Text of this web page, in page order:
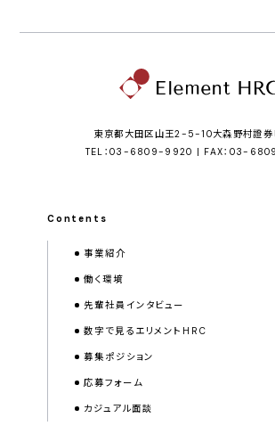
東京都大田区山王2-5-10大森野村證券
TEL：03-6809-9920 | FAX：03-
Contents
事業紹介
働く環境
先輩社員インタビュー
数字で見るエリメントHRC
募集ポジション
応募フォーム
カジュアル面談